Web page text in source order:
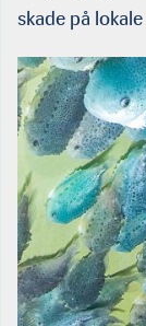
skade på